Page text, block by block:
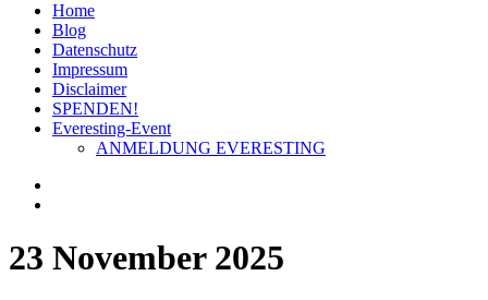
Home
Blog
Datenschutz
Impressum
Disclaimer
SPENDEN!
Everesting-Event
ANMELDUNG EVERESTING
23 November 2025